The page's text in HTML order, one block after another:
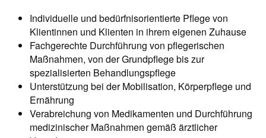
Individuelle und bedürfnisorientierte Pflege von
Klientinnen und Klienten in ihrem eigenen Zuhause
Fachgerechte Durchführung von pflegerischen
Maßnahmen, von der Grundpflege bis zur
spezialisierten Behandlungspflege
Unterstützung bei der Mobilisation, Körperpflege und
Ernährung
Verabreichung von Medikamenten und Durchführung
medizinischer Maßnahmen gemäß ärztlicher